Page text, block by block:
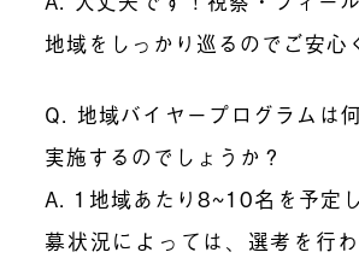
地域をしっかり巡るのでご安心
Q. 地域バイヤープログラムは
実施するのでしょうか？
A. 1地域あたり8~10名を予定
募状況によっては、選考を行